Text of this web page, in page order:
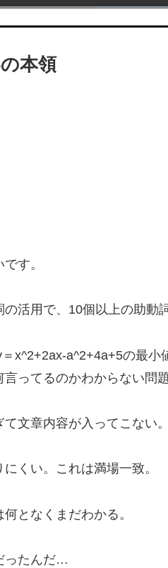
本領
す。
活用で、10個以上の助動
x^2+2ax-a^2+4a+5の最
ってるのかわからない問題
文章内容が入ってこない。
くい。これは満場一致。
となくまだわかる。
ったんだ…